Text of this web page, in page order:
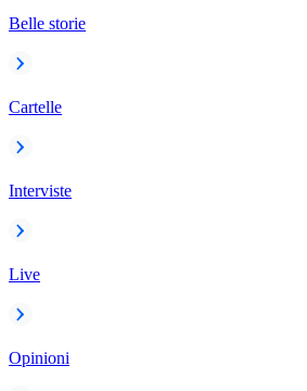
Belle storie
Cartelle
Interviste
Live
Opinioni